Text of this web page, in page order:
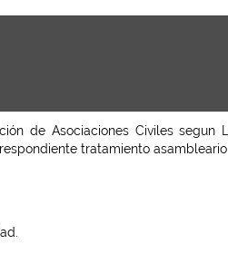
de Asociaciones Civiles
tratamiento asambleario